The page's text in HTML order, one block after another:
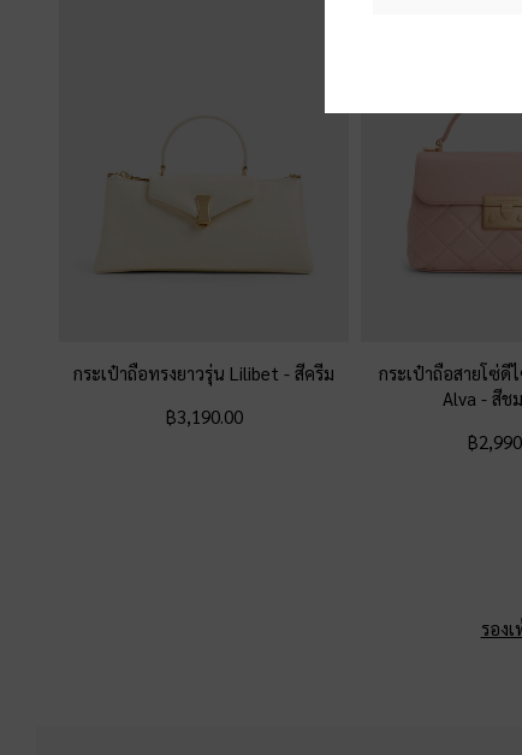
กระเป๋าถือทรงยาวรุ่น Lilibet-สีครีม
฿3,190.00
กระเป๋าถือสายโซ่ดี
Alva - สีช
฿
รอง